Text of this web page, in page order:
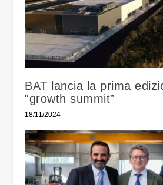
BAT lancia la prima
“growth summit”
18/11/2024